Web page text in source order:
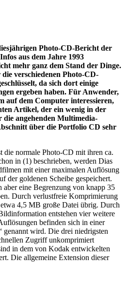
Photo-CD-Bericht der
aus dem Jahre 1993
mehr ganz dem Stand der Dinge.
verschiedenen Photo-CD-
da sich dort einige
ergeben haben. Für Anwender,
auf dem Computer interessieren,
Artikel, der ein wenig in der
angehenden Multimedia-
über die Portfolio CD sehr
die normale Photo-CD mit ihren ca.
in (1) beschrieben, werden Dias
mit einer maximalen Auflösung
der goldenen Scheibe gespeichert.
eine Begrenzung von knapp 35
Durch verlustfreie Komprimierung
4,5 MB große Datei übrig. Durch
entstehen vier weitere
befinden sich in einer
genannt wird. Die drei niedrigsten
Zugriff unkomprimiert
in dem von Kodak entwickelten
Die allgemeine Extension dieser